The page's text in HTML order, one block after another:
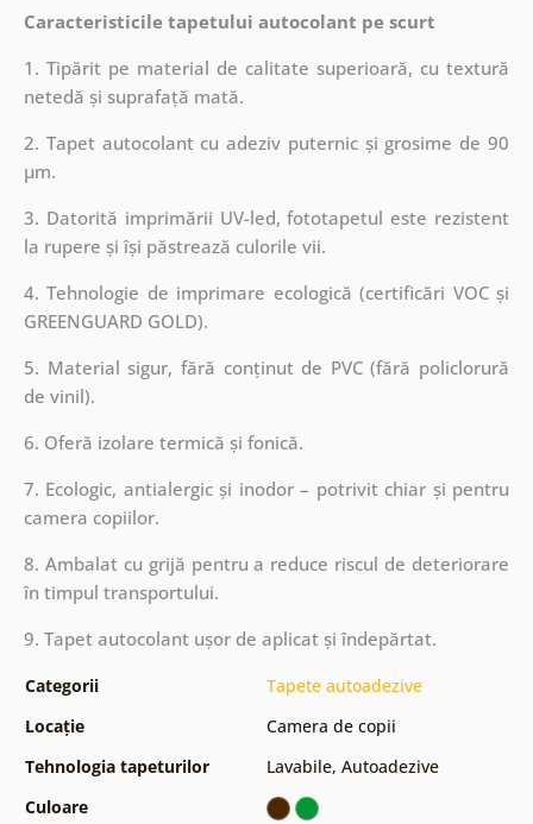
Caracteristicile tapetului autocolant pe scurt
1. Tipărit pe material de calitate superioară, cu textură
netedă și suprafață mată.
2. Tapet autocolant cu adeziv puternic și grosime de 90
µm.
3. Datorită imprimării UV-led, fototapetul este rezistent
la rupere și își păstrează culorile vii.
4. Tehnologie de imprimare ecologică (certificări VOC și
GREENGUARD GOLD).
5. Material sigur, fără conținut de PVC (fără policlorură
de vinil).
6. Oferă izolare termică și fonică.
7. Ecologic, antialergic și inodor – potrivit chiar și pentru
camera copiilor.
8. Ambalat cu grijă pentru a reduce riscul de deteriorare
în timpul transportului.
9. Tapet autocolant ușor de aplicat și îndepărtat.
Categorii
Tapete autoadezive
Locație
Camera de copii
Tehnologia tapeturilor
Lavabile, Autoadezive
Culoare